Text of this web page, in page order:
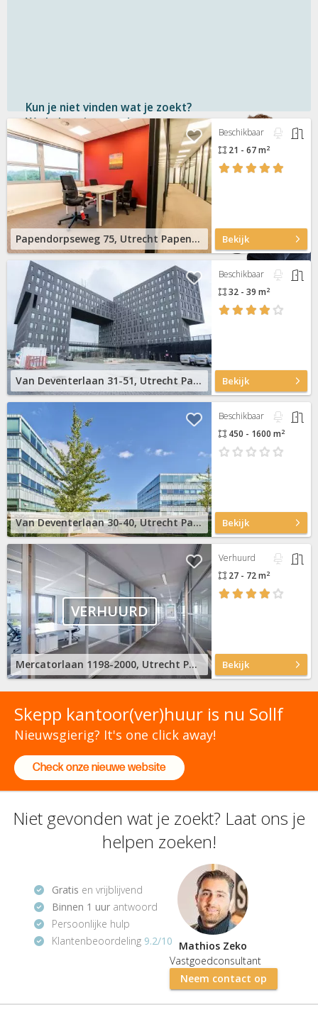
Kun je niet vinden wat je zoekt?
We helpen je graag!
Gratisen vrijblijvend
Binnen 1 uur
antwoord
Persoonlijke hulp
Neem contact op
Papendorpseweg 75, Utrecht Papendorp
Beschikbaar
21 - 67 m2
Bekijk
Van Deventerlaan 31-51, Utrecht Papendorp
Beschikbaar
32 - 39 m2
Bekijk
Van Deventerlaan 30-40, Utrecht Papendorp
Beschikbaar
450 - 1600 m2
Bekijk
Mercatorlaan 1198-2000, Utrecht Papendorp
VERHUURD
Verhuurd
27 - 72 m2
Bekijk
Skepp kantoor(ver)huur is nu Sollf
Nieuwsgierig? It's one click away!
Check onze nieuwe website
Niet gevonden wat je zoekt? Laat ons je
helpen zoeken!
Gratis en vrijblijvend
Binnen 1 uur antwoord
Persoonlijke hulp
Klantenbeoordeling 9.2/10 Mathios Zeko
Vastgoedconsultant
Neem contact op